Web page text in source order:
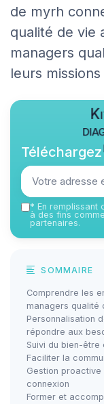
de myrh
qualité de vie
managers
leurs
* En remplissant
à des fins
partenaires.
SOMMAIRE
Comprendre les
managers qualité
Personnalisation
répondre aux
Suivi du bien-
Faciliter la
Gestion
connexion
Former et